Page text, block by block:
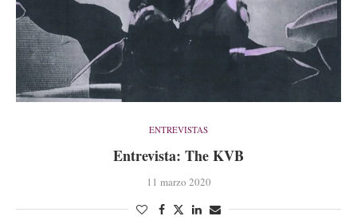
ENTREVISTAS
Entrevista: The KVB
11 marzo 2020